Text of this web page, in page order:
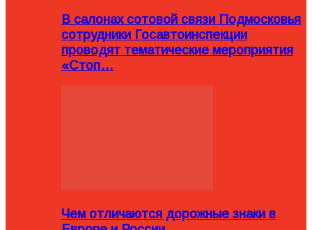
В салонах сотовой связи Подмосковья
сотрудники Госавтоинспекции
проводят тематические мероприятия
«Стоп…
Чем отличаются дорожные знаки в